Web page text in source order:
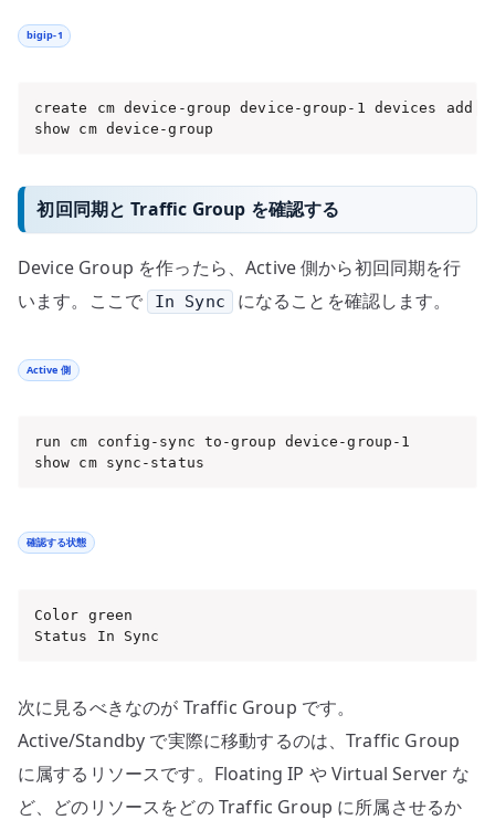
bigip-1
create cm device-group device-group-1 devices
show cm device-group
初回同期と Traffic Group を確認する
Device Group を作ったら、Active 側から初回同期を行
います。ここで
In Sync になることを確認します。
Active 側
run cm config-sync to-group device-group-1
show cm sync-status
確認する状態
Color green
Status In Sync
次に見るべきなのが Traffic Group です。
Active/Standby で実際に移動するのは、Traffic Group
に属するリソースです。Floating IP や Virtual Server な
ど、どのリソースをどの Traffic Group に所属させるか